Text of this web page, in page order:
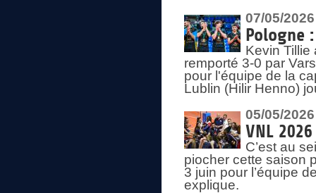
07/05/2026
Pologne
Kevin Tillie
remporté 3-0 par
pour l'équipe de la
Lublin (Hilir Henno)
05/05/2026
VNL
C’est au
piocher cette saison
3 juin pour l’équipe
explique.